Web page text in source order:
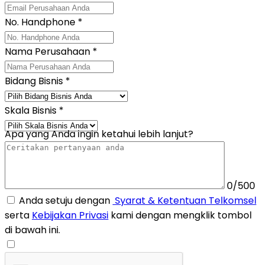
No. Handphone *
Nama Perusahaan *
Bidang Bisnis *
Skala Bisnis *
Apa yang Anda ingin ketahui lebih lanjut?
0/500
Anda setuju dengan Syarat & Ketentuan Telkomsel
serta Kebijakan Privasi kami dengan mengklik tombol
di bawah ini.